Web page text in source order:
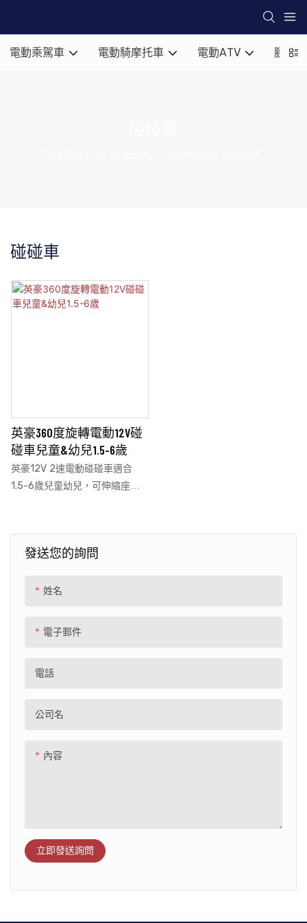
電動乘駕車 電動騎摩托車 電動ATV 腳到
碰碰車
發送您的詢問
姓名
電子郵件
電話
公司名
內容
立即發送詢問
英豪360度旋轉電動12V碰
碰車兒童&幼兒1.5-6歲
英豪12V 2速電動碰碰車適合
1.5-6歲兒童幼兒，可伸縮座
轉，可旋轉本身180度